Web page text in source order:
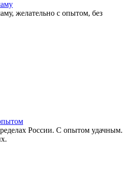
желательно с опытом, без
России. С опытом удачным.